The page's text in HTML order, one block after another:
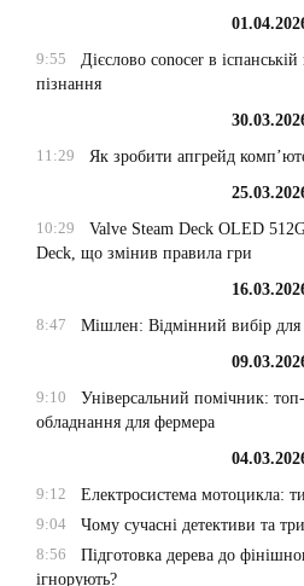
9:55
Дієслово conocer в
пізнання
11:29
Як зробити апгрейд
10:29
Valve Steam Deck OLED
Deck, що змінив правила гри
8:47
Мішлен: Відмінний вибір для
9:10
Універсальний помічник:
обладнання для фермера
9:12
Електросистема мотоцикла:
9:04
Чому сучасні детективи та
8:56
Підготовка дерева до
ігнорують?